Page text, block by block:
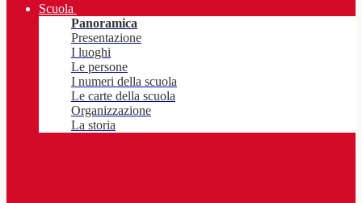
Scuola
Panoramica
Presentazione
I luoghi
Le persone
I numeri della scuola
Le carte della scuola
Organizzazione
La storia